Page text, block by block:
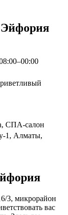
СПА-салон
1, Алматы,
3, микрорайон
вас